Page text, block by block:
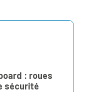
: roues
sécurité